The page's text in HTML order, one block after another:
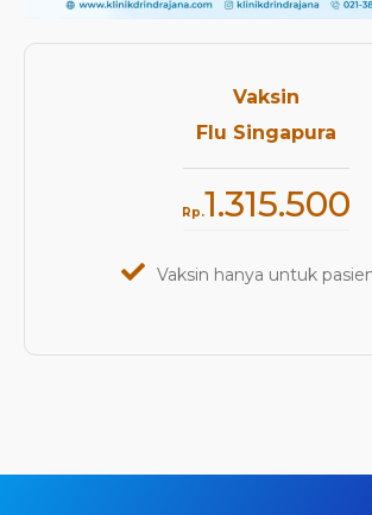
Vaksin
Flu Singapura
Rp.1.315.500
Vaksin hanya untuk